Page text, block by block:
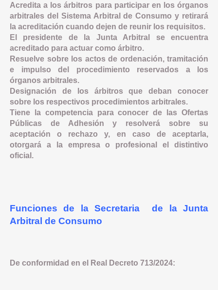
Acredita a los árbitros para participar en los órganos
arbitrales del Sistema Arbitral de Consumo y retirará
la acreditación cuando dejen de reunir los requisitos.
El presidente de la Junta Arbitral se encuentra
acreditado para actuar como árbitro.
Resuelve sobre los actos de ordenación, tramitación
e impulso del procedimiento reservados a los
órganos arbitrales.
Designación de los árbitros que deban conocer
sobre los respectivos procedimientos arbitrales.
Tiene la competencia para conocer de las Ofertas
Públicas de Adhesión y resolverá sobre su
aceptación o rechazo y, en caso de aceptarla,
otorgará a la empresa o profesional el distintivo
oficial.
Funciones de la Secretaria de la Junta
Arbitral de Consumo
De conformidad en el Real Decreto 713/2024: